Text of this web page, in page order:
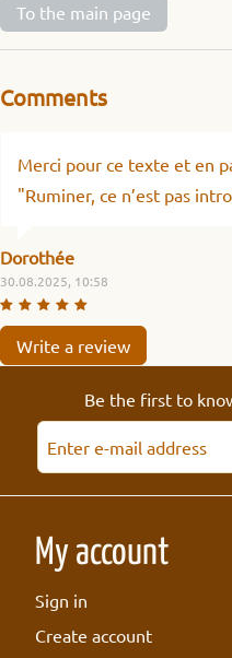
To the main page
Comments
Merci pour ce texte et en
"Ruminer, ce n’est pas
Dorothée
30.08.2025, 10:58
Write a review
Be the first to
My account
Sign in
Create account